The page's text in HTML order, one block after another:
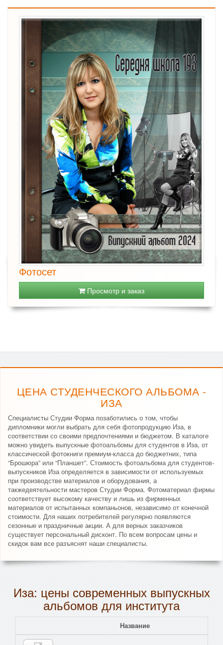
Фотосет
Просмотр и заказ
ЦЕНА СТУДЕНЧЕСКОГО АЛЬБОМА -
ИЗА
Специалисты Студии Форма позаботились о том, чтобы
дипломники могли выбрать для себя фотопродукцию Иза, в
соответствии со своими предпочтениями и бюджетом. В каталоге
можно увидеть выпускные фотоальбомы для студентов в Иза, от
классической фотокниги премиум-класса до бюджетних, типа
“Брошюра” или “Планшет”. Стоимость фотоальбома для студентов-
выпускников Иза определяется в зависимости от используемых
при производстве материалов и оборудования, а
такжедеятельности мастеров Студии Форма. Фотоматериал фирмы
соответствует высокому качеству и лишь из фирменных
материалов от испытанных компаньонов, независимо от конечной
стоимости. Для наших потребителей регулярно появляются
сезонные и праздничные акции. А для верных заказчиков
существует персональный дисконт. По всем вопросам цены и
скидок вам все разъяснят наши специалисты.
Иза: цены современных выпускных
альбомов для института
Название